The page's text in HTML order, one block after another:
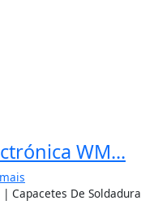
WM...
Capacetes De Soldadura